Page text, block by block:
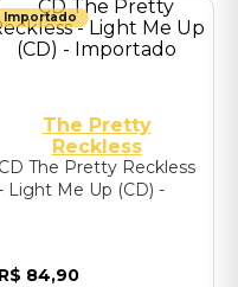
Importado
The Pretty
Reckless
CD The Pretty Reckless
Light Me Up (CD) -
R$ 84,90